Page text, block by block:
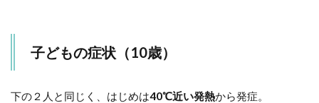
子どもの症状（10歳）
下の２人と同じく、はじめは40℃近い発熱から発症。